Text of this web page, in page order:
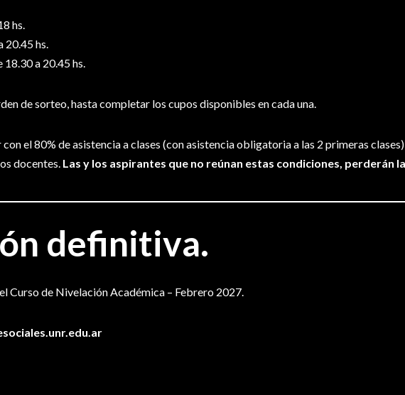
hs.
20.45 hs.
18.30 a 20.45 hs.
de sorteo, hasta completar los cupos disponibles en cada una.
el 80% de asistencia a clases (con asistencia obligatoria a las 2 primeras
docentes. Las y los aspirantes que no reúnan estas condiciones, perderán
definitiva.
Curso de Nivelación Académica – Febrero 2027.